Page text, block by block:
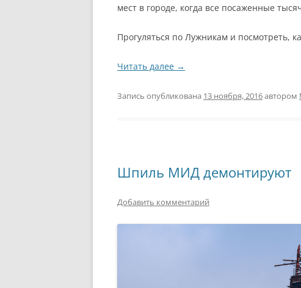
мест в городе, когда все посаженные
Прогуляться по Лужникам и посмотреть,
Читать далее →
Запись опубликована 13 ноября, 2016автором
Шпиль МИД демонтируют
Добавить комментарий